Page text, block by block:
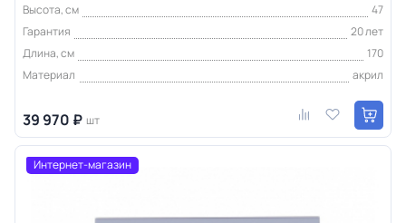
Высота, см
47
Гарантия
20 лет
Длина, см
170
Материал
акрил
39 970 ₽ шт
Интернет-магазин